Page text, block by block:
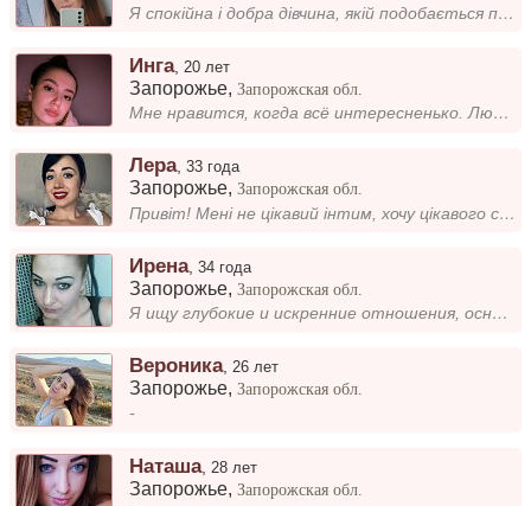
Я спокійна і добра дівчина, якій подобається проводити час в компанії близьких і відчувати тепло душів. Мрію про те, щоб...
Инга, 20 лет
Запорожье,Запорожская обл.
Мне нравится, когда всё интересненько. Люблю открывать для себя новое и делиться впечатлениями.
Лера,33 года
Запорожье,Запорожская обл.
Привіт! Мені не цікавий інтим, хочу цікавого спілкування, спочатку прогулянки, далі все залежить від життя. Працюю в мед...
Ирена,34 года
Запорожье,Запорожская обл.
Я ищу глубокие и искренние отношения, основанные на взаимном уважении и понимании. Добрая и целеустремленная, я всегда с...
Вероника, 26 лет
Запорожье,Запорожская обл.
-
Наташа, 28 лет
Запорожье,Запорожская обл.